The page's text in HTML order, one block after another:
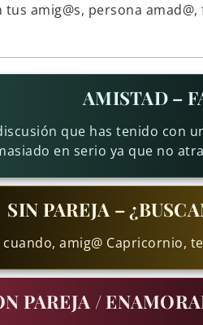
amig@s, persona
AMISTAD –
que has tenido con
en serio ya que no
SIN PAREJA –
amig@ Capricornio,
PAREJA /